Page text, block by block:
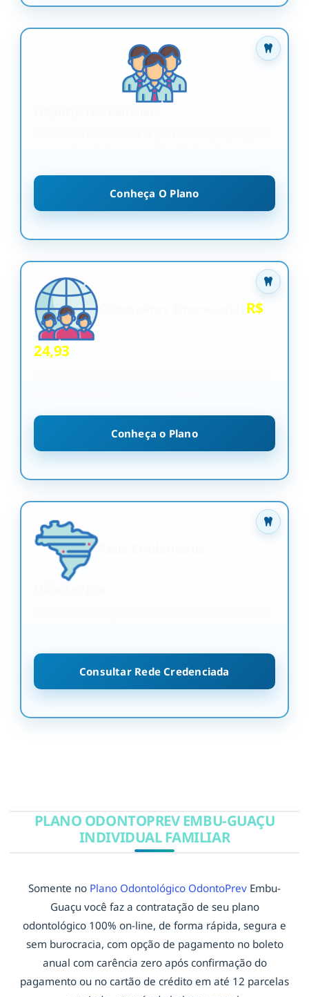
Conheça O Plano
R$
24,93
Conheça o Plano
Consultar Rede Credenciada
PLANO ODONTOPREV EMBU-GUAÇU
INDIVIDUAL FAMILIAR
Somente no Plano Odontológico OdontoPrev Embu-
Guaçu você faz a contratação de seu plano
odontológico 100% on-line, de forma rápida, segura e
sem burocracia, com opção de pagamento no boleto
anual com carência zero após confirmação do
pagamento ou no cartão de crédito em até 12 parcelas